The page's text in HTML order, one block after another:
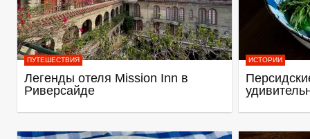
ПУТЕШЕСТВИЯ
Легенды отеля Mission Inn в
Риверсайде
ИСТОРИИ